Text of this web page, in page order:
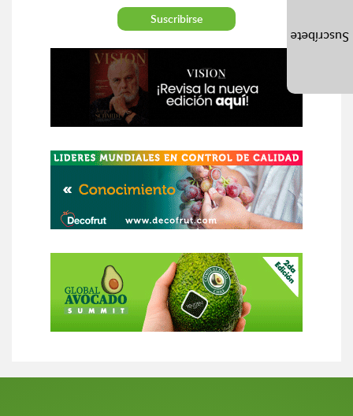
Suscríbete